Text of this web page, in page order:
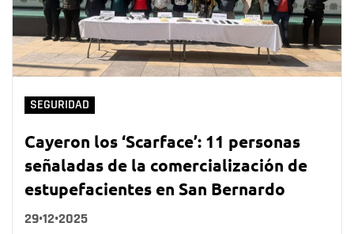
SEGURIDAD
Cayeron los ‘Scarface’: 11 personas
señaladas de la comercialización de
estupefacientes en San Bernardo
29•12•2025